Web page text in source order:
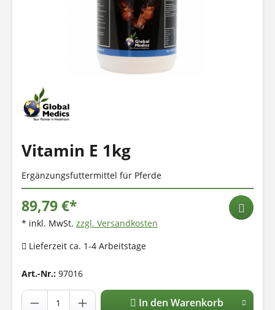
Vitamin E 1kg
Ergänzungsfuttermittel für Pferde
89,79 €*
* inkl. MwSt. zzgl. Versandkosten
Lieferzeit ca. 1-4 Arbeitstage
Art.-Nr.: 97016
In den Warenkorb